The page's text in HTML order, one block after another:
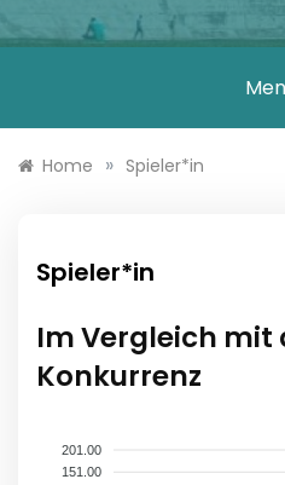
Home » Spieler*in
Spieler*in
Im Vergleich mit
Konkurrenz
201.00
151.00